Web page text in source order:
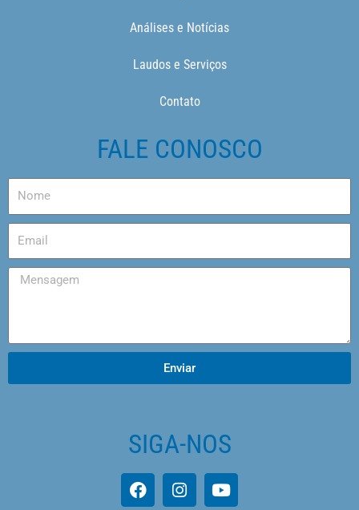
Análises e Notícias
Laudos e Serviços
Contato
FALE CONOSCO
Enviar
SIGA-NOS